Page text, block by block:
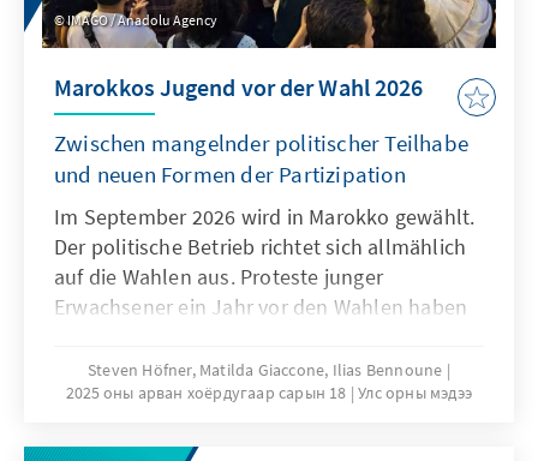
IMAGO / Anadolu Agency
Marokkos Jugend vor der Wahl 2026
Zwischen mangelnder politischer Teilhabe
und neuen Formen der Partizipation
Im September 2026 wird in Marokko gewählt.
Der politische Betrieb richtet sich allmählich
auf die Wahlen aus. Proteste junger
Erwachsener ein Jahr vor den Wahlen haben
einmal gesteigert. Frustration und mangelnde
Entwicklungschancen werden immer wieder
Steven Höfner, Matilda Giaccone, Ilias Bennoune
2025 оны арван хоёрдугаар сарын 18 Улс орны мэдээ